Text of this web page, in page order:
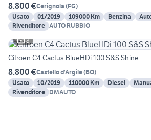
8.800 €Cerignola (FG)
Usato
01/2019 109000 Km Benzina
Rivenditore AUTO RUBBIO
8
Citroen C4 Cactus BlueHDi 100 S&S Shine
8.800 €Castello d'Argile(BO)
Usato
10/2019 110000 Km Diesel
Rivenditore DMAUTO